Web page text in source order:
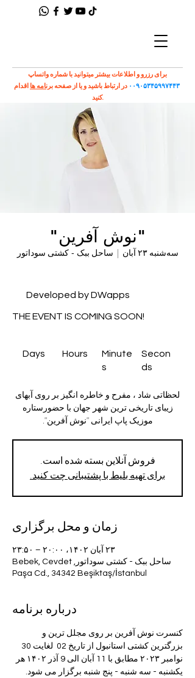
برای رزرو و اطلاعات بیشتر میتوانید با شماره واتساپ
۰۰۹۰۵۳۴۵۹۹۷۴۴۳ در ارتباط باشید و یا از صفحهبرنامه ها اقدام
کنید.
"نوش آفرین"
سه‌شنبه ۲۳ آبان
  |
ساحل ببک - کشتی سوداتور
Secon
ds
Minute
s
Hours
Days
THE EVENT IS COMING SOON!
Developed by DWapps
لحظاتی شاد ، مفرح و خاطره انگیز بر روی آبهای
زیبای تاریخی ترین شهر جهان با حضورستاره
موزیک پاپ ایرانی "نوش آفرین".
فروش آنلاین بسته شده است.
برای تهیه بلیط با پشتیبانی چت کنید.
زمان و محل برگزاری
۲۳ آبان ۱۴۰۲، ۲۰:۰۰ – ۲۳:۵۰
ساحل ببک - کشتی سوداتور, Bebek, Cevdet
Paşa Cd., 34342 Beşiktaş/İstanbul
درباره برنامه
کنسرت نوش آفرین بر روی مجلل ترین و
نوامبر ۲۰۲۳ مطابق با 11 آبان الی 9 آذر ۱۴۰۲ هر
یکشنبه - سه شنبه - پنج شنبه برگزار می شود.